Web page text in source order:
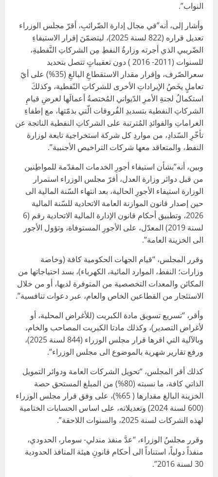
النواب”.
وأشار إلى، أنه”في مجال إدارة الضّرائبِ، أقرّ مجلس الوزراء
تعديل قراره (822 لسنة 2025)، ليتضمّنَ إقرار الاستيفاءِ
الضّريبي الذي أجرته وزارةُ النفطِ مِن الشركاتِ النَّفطيةِ،
للسنوات (2011- 2016 ) دون تعقيباتٍ تتصل بتحديد
سعرالصّرف، وإقرار مقدار الاستقطاعِ البالغِ (35%) على أيّ
تعاملٍ يخَصُ الإيراداتِ الأخرى للشركاتِ النّفطية، وكذلكَ
استكمالُ لجنةِ الأمرِ الدّيواني المُختصةُ أعمالَها لغرضِ قيامِ
الشركاتِ النفطية بتسديدِ الفُروقات الّتي بذمّتها، مع إطفاءِ
الغراماتِ والفوائدِ المُترتبة على الشركاتِ النفطية الناتجة عن
تأخّرِ السّدادِ، من مواردِ كل شركة استخراجية تابعة لوزارة
النفط، والمتعاقد معها شركات التراخيص الأجنبية”.
وبين، أنه”بشأن استيفاء أجورِ الخدمات المقدّمة للمواطِنين
من قبل دوائر وزارة العدل، أقرّ مجلس الوزراء استمرار
الوزارة استيفاء الأجورِ الحالية، بعد انتهاء السّنة المالية الى
حين إصدار قانون الموازنة العامة الاتحادية للسّنة المالية
2026، وتطبيق أحكام قانون الإدارة المالية الاتحادية رقم (6
لسنة 2019) المعدّل، على الأجورِ المستوفاة، وتؤول الأجور
الى الخزينة العامة”.
وقرر المجلس، “قيام الجهات الحكومية كافة (وخاصة
وزارات؛ النفط، الموارد المائية، الكهرباء)، بسد احتياجاتها من
المكائن والمعدات التخصصية من المتوفرة لديها، أو من خلال
الاستئجار من القطاعين الخاص والعام، عبر دعوات تنافسية”.
وأقر، “تسريع تسويق مادة الكبريت (للأغراض المحلية، أو
لأغراض التصدير)، وكذلك مادتا الكبريت المصاحب والخام،
وبالآلية التي اقرها قرار مجلس الوزراء (844 لسنة 2025)،
ورفع تقارير شهرية بالموضوع الى مجلس الوزراء”.
كذلك أقر المجلس، “تحويل الشركات العامة ودوائر التمويل
الذاتي كافة، ما نسبته (80%) من المبلغ المستحق حصة
الخزينة البالغ مقدارها ( 65%)، على وفق قرار مجلس الوزراء
(600 لسنة 2024) وتعديلاته، على اساس الحسابات الختامية
لهذه الشركات لسنة 2025، والسنوات اللاحقة”.
وقرر مجلسُ الوزراء، “عدَّ منفذ مندلي- سومار، الحدودي،
منفذاً دولياً، استناداً الى أحكام قانونِ هيئة المنافذ الحدودية
30 لسنة 2016”.